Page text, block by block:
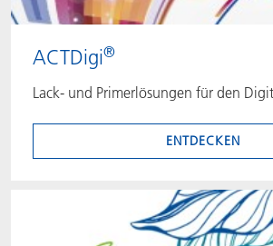
ACTDigi®
Lack- und Primerlösungen für den
ENTDECKEN